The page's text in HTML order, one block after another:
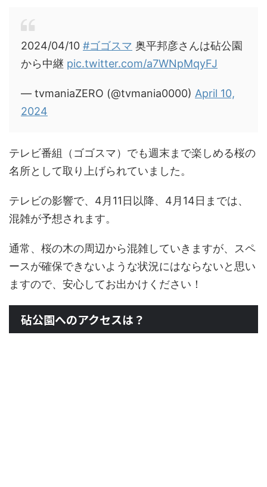
2024/04/10 #ゴゴスマ 奥平邦彦さんは砧公園
から中継 pic.twitter.com/a7WNpMqyFJ
— tvmaniaZERO (@tvmania0000) April 10,
2024
テレビ番組（ゴゴスマ）でも週末まで楽しめる桜の
名所として取り上げられていました。
テレビの影響で、4月11日以降、4月14日までは、
混雑が予想されます。
通常、桜の木の周辺から混雑していきますが、スペ
ースが確保できないような状況にはならないと思い
ますので、安心してお出かけください！
砧公園へのアクセスは？